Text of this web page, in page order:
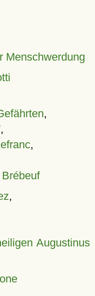
Menschwerdung
,
,
,
,
Augustinus